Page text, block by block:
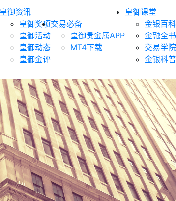
皇御资讯
皇御奖项
皇御活动
皇御动态
皇御金评
交易必备
皇御贵金属APP
MT4下载
皇御课堂
金银百科
金融全书
交易学院
金银科普